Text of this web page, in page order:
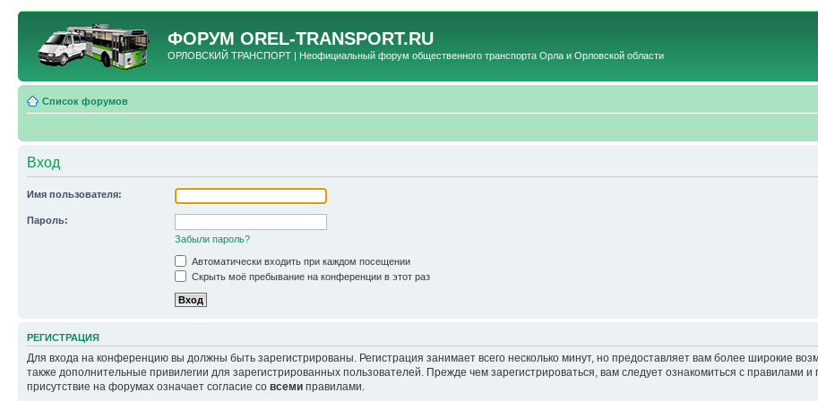
ФОРУМ OREL-TRANSPORT.RU
ОРЛОВСКИЙ ТРАНСПОРТ | Неофициальный форум общественного транспорта Орла и Орловской области
Список форумов
Вход
Имя пользователя:
Пароль:
Забыли пароль?
Автоматически входить при каждом посещении
Скрыть моё пребывание на конференции в этот раз
РЕГИСТРАЦИЯ
Для входа на конференцию вы должны быть зарегистрированы. Регистрация занимает всего несколько минут, но предоставляет вам более широкие
также дополнительные привилегии для зарегистрированных пользователей. Прежде чем зарегистрироваться, вам следует ознакомиться с
присутствие на форумах означает согласие со всеми правилами.